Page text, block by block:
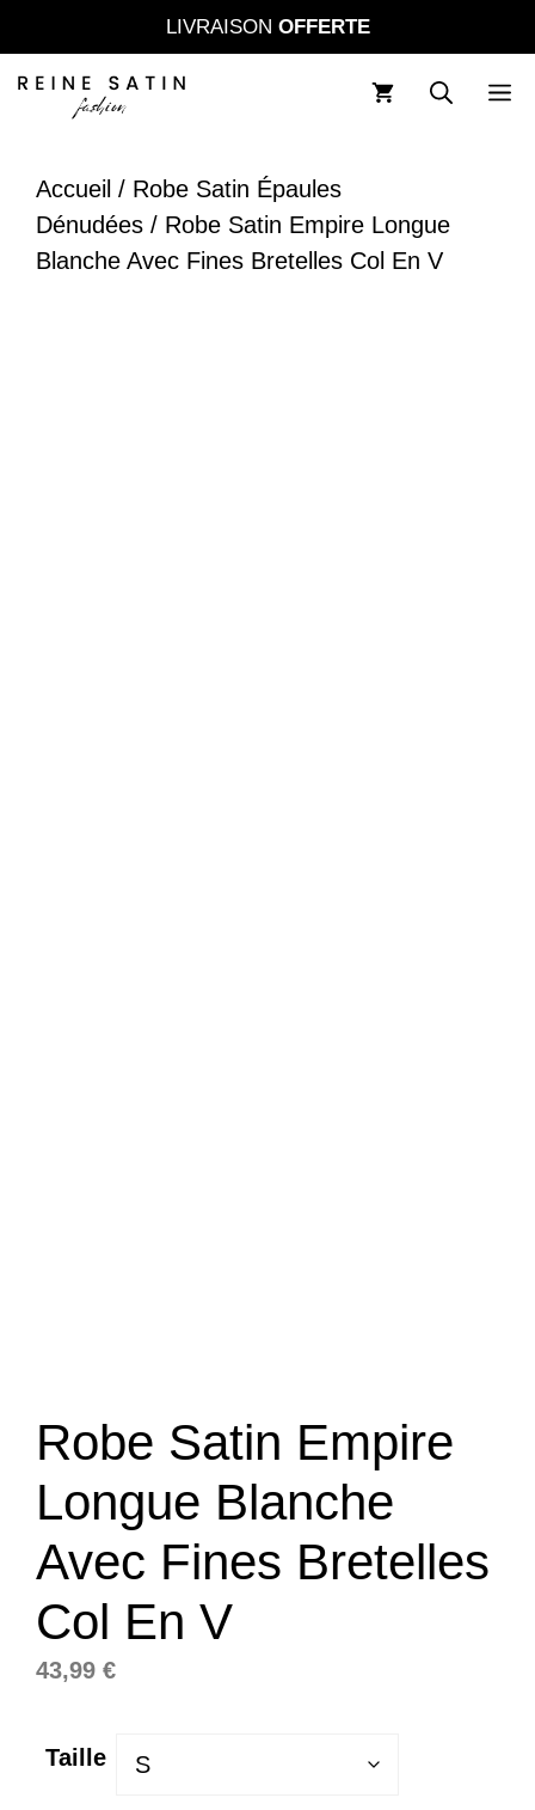
au
contenu
LIVRAISON OFFERTE
Accueil / Robe Satin Épaules
Dénudées / Robe Satin Empire Longue
Blanche Avec Fines Bretelles Col En V
Robe Satin Empire
Longue Blanche
Avec Fines Bretelles
Col En V
43,99 €
Taille